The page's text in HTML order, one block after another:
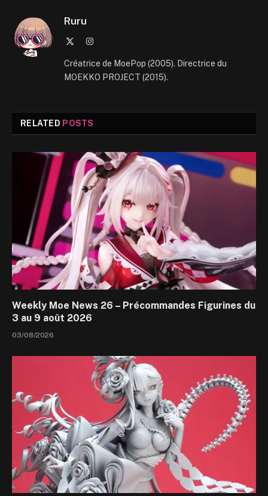
Ruru
Instagram
Créatrice de MoePop (2005). Directrice du
MOEKKO PROJECT (2015).
RELATED POSTS
Weekly Moe News 26 – Précommandes Figurines du
3 au 9 août 2026
03/08/2026